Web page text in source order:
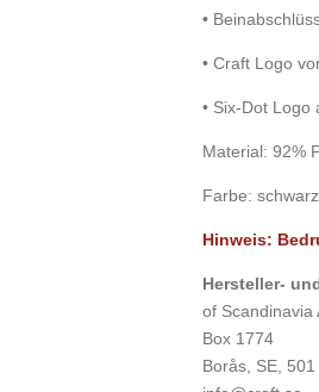
•
• Craft Logo
• Six-Dot Logo
Material: 92%
Farbe: schwarz
Hinweis:
Hersteller-
of Scandinavia
Box 1774
Borås, SE, 501